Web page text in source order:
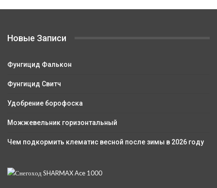
Новые Записи
Фунгицид Фалькон
Фунгицид Свитч
Удобрение борофоска
Можжевельник горизонтальный
Чем подкормить клематис весной после зимы в 2026 году